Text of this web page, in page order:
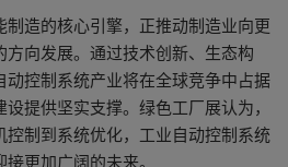
造的核心引擎，正推动制造业向更
向发展。通过技术创新、生态构
动控制系统产业将在全球竞争中占据
提供坚实支撑。绿色工厂展认为，
控制到系统优化，工业自动控制系统
更加广阔的未来。